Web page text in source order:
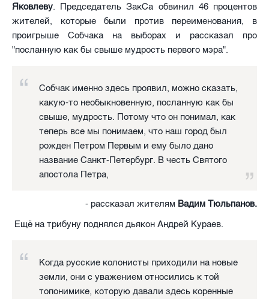
Яковлеву. Председатель ЗакСа обвинил 46 процентов
жителей, которые были против переименования, в
проигрыше Собчака на выборах и рассказал про
"посланную как бы свыше мудрость первого мэра".
Собчак именно здесь проявил, можно сказать,
какую-то необыкновенную, посланную как бы
свыше, мудрость. Потому что он понимал, как
теперь все мы понимаем, что наш город был
рожден Петром Первым и ему было дано
название Санкт-Петербург. В честь Святого
апостола Петра,
- рассказал жителям Вадим Тюльпанов.
Ещё на трибуну поднялся дьякон Андрей Кураев.
Когда русские колонисты приходили на новые
земли, они с уважением относились к той
топонимике, которую давали здесь коренные